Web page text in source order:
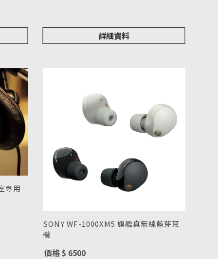
詳細資料
專用
SONY WF-1000XM5 旗艦真無線藍芽耳
機
價格 $ 6500